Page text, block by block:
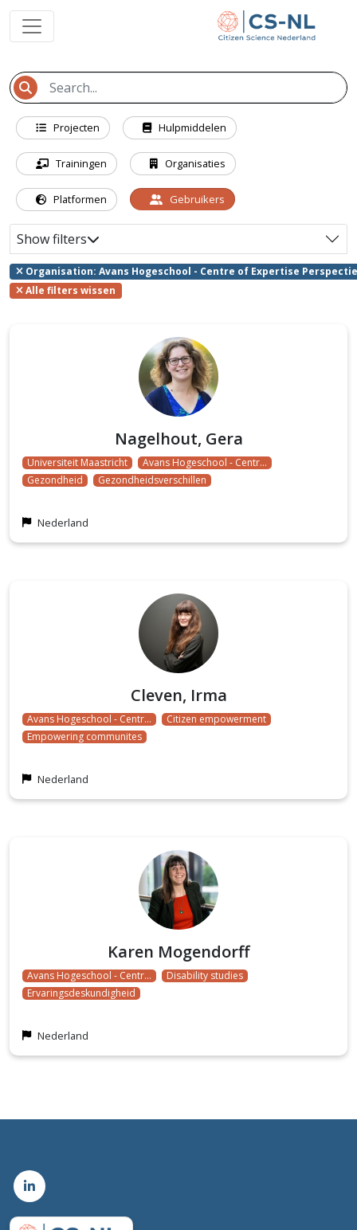
Projecten Hulpmiddelen
Trainingen Organisaties
Platformen Gebruikers
Show filters
Organisation: Avans Hogeschool - Centre of Expertise
Alle filters wissen
Nagelhout, Gera
Universiteit Maastricht
Avans Hogeschool - Centr…
Gezondheid
Gezondheidsverschillen
Nederland
Cleven, Irma
Avans Hogeschool - Centr…
Citizen empowerment
Empowering communites
Nederland
Karen Mogendorff
Avans Hogeschool - Centr…
Disability studies
Ervaringsdeskundigheid
Nederland